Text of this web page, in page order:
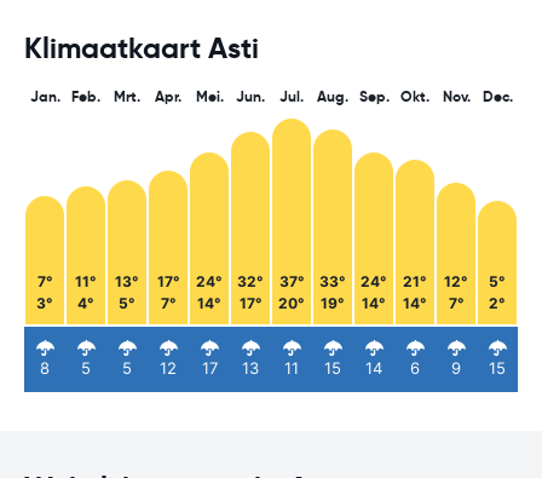
Klimaatkaart Asti
Jan.
7°
3°
8
Feb.
11°
4°
5
Mrt.
13°
5°
5
Apr.
17°
7°
12
Mei.
24°
14°
17
Jun.
32°
17°
13
Jul.
37°
20°
11
Aug.
33°
19°
15
Sep.
24°
14°
14
Okt.
21°
14°
6
Nov.
12°
7°
9
Dec.
5°
2°
15